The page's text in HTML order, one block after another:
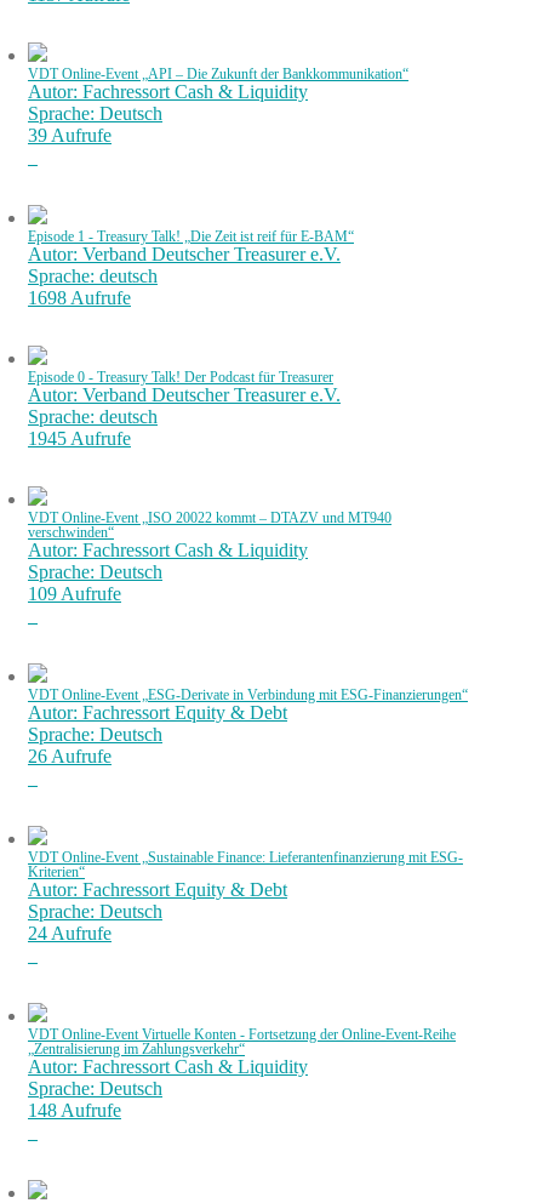
VDT Online-Event „API – Die Zukunft der Bankkommunikation“
Autor: Fachressort Cash & Liquidity
Sprache: Deutsch
39 Aufrufe
Episode 1 - Treasury Talk! „Die Zeit ist reif für E-BAM“
Autor: Verband Deutscher Treasurer e.V.
Sprache: deutsch
1698 Aufrufe
Episode 0 - Treasury Talk! Der Podcast für Treasurer
Autor: Verband Deutscher Treasurer e.V.
Sprache: deutsch
1945 Aufrufe
VDT Online-Event „ISO 20022 kommt – DTAZV und MT940
verschwinden“
Autor: Fachressort Cash & Liquidity
Sprache: Deutsch
109 Aufrufe
VDT Online-Event „ESG-Derivate in Verbindung mit ESG-Finanzierungen“
Autor: Fachressort Equity & Debt
Sprache: Deutsch
26 Aufrufe
VDT Online-Event „Sustainable Finance: Lieferantenfinanzierung mit ESG-
Kriterien“
Autor: Fachressort Equity & Debt
Sprache: Deutsch
24 Aufrufe
VDT Online-Event Virtuelle Konten - Fortsetzung der Online-Event-Reihe
„Zentralisierung im Zahlungsverkehr“
Autor: Fachressort Cash & Liquidity
Sprache: Deutsch
148 Aufrufe